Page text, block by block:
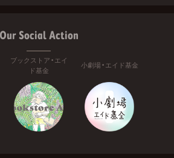
Our Social Action
ブックストア・エイ
ド基金
小劇場・エイド基金